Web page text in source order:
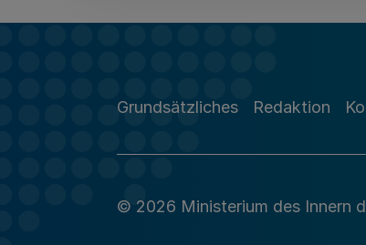
Grundsätzliches Redaktion
© 2026 Ministerium des Innern